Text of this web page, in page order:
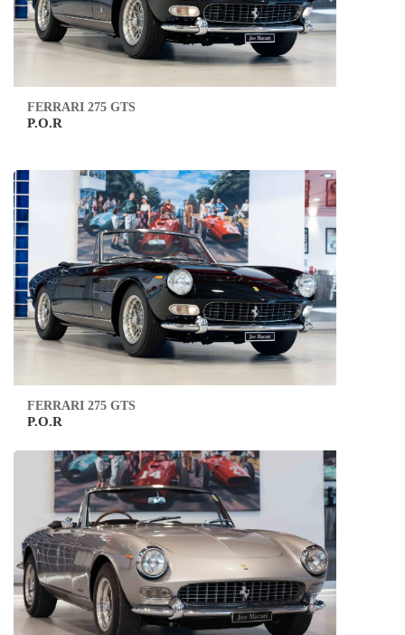
FERRARI 275 GTS
P.O.R
FERRARI 275 GTS
P.O.R